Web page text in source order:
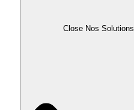
Close Nos Solutions